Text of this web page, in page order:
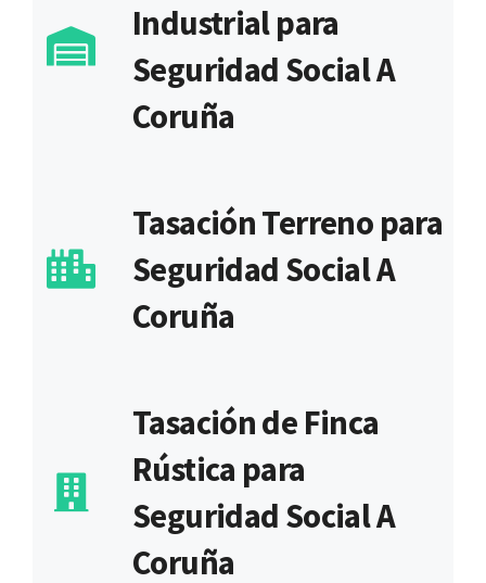
Industrial para
Seguridad Social A
Coruña
Tasación Terreno para
Seguridad Social A
Coruña
Tasación de Finca
Rústica para
Seguridad Social A
Coruña